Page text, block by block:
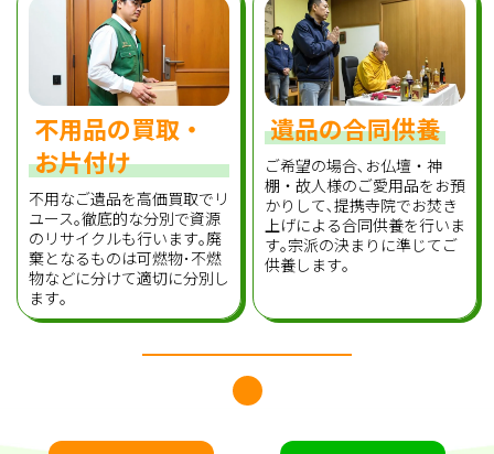
不用品の買取・
お片付け
不用なご遺品を高価買取でリ
ユース｡徹底的な分別で資源
のリサイクルも行います｡廃
棄となるものは可燃物･不燃
物などに分けて適切に分別し
ます｡
遺品の合同供養
ご希望の場合､お仏壇・神
棚・故人様のご愛用品をお預
かりして､提携寺院でお焚き
上げによる合同供養を行いま
す｡宗派の決まりに準じてご
供養します｡